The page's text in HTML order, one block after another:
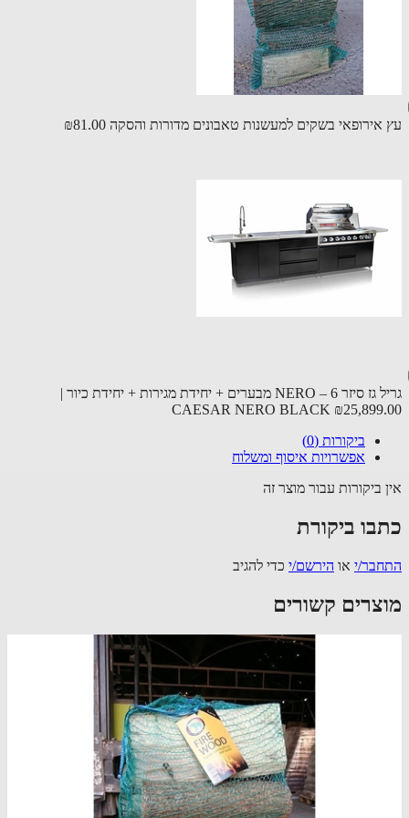
בשקים למעשנות טאבונים מדורות והסקה ₪81.00
גריל גז סיזר NERO – 6 מבערים + יחידת מגירות + יחידת כיור |
CAESAR NERO BLACK
ביקורות (0)
אפשרויות איסוף ומשלוח
ביקורות עבור מוצר זה
ביקורת
יאוהירשם/יכדי להגיב
קשורים